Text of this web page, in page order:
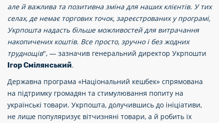
але й важлива та позитивна зміна для наших клієнтів. У тих
селах, де немає торгових точок, зареєстрованих у програмі,
Укрпошта надасть більше можливостей для витрачання
накопичених коштів. Все просто, зручно і без жодних
труднощів", — зазначив генеральний директор Укрпошти
Ігор Смілянський.
Державна програма «Національний кешбек» спрямована
на підтримку громадян та стимулювання попиту на
українські товари. Укрпошта, долучившись до ініціативи,
не лише популяризує вітчизняні товари, а й робить їх